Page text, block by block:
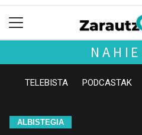
TELEBISTA PODCASTAK
ALBISTEGIA